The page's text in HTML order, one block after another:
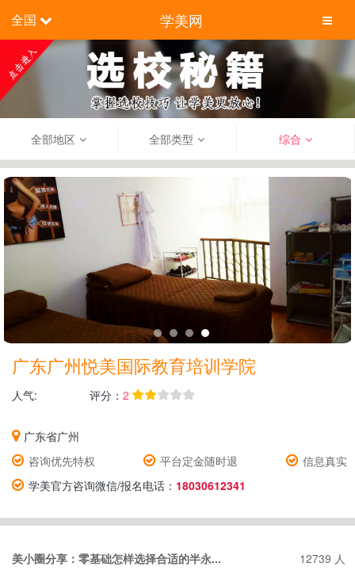
全国 学美网
全部地区 全部类型 综合
广东广州悦美国际教育培训学院
人气: 评分： 2
广东省广州
咨询优先特权
平台定金随时退
信息真实
学美官方咨询微信/报名电话： 18030612341
美小圈分享：零基础怎样选择合适的半永... 12739 人